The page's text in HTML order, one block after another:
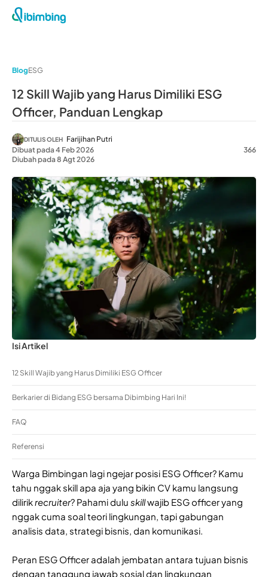
BlogESG
12 Skill Wajib yang Harus Dimiliki ESG
Officer, Panduan Lengkap
DITULIS OLEH Farijihan Putri
Dibuat pada 4 Feb 2026
Diubah pada 8 Agt 2026
366
Isi Artikel
12 Skill Wajib yang Harus Dimiliki ESG Officer
Berkarier di Bidang ESG bersama Dibimbing Hari Ini!
FAQ
Referensi
Warga Bimbingan lagi ngejar posisi ESG Officer? Kamu
tahu nggak skill apa aja yang bikin CV kamu langsung
dilirikrecruiter? Pahami dulu skillwajib ESG officer yang
nggak cuma soal teori lingkungan, tapi gabungan
analisis data, strategi bisnis, dan komunikasi.
Peran ESG Officer adalah jembatan antara tujuan bisnis
dengan tanggung jawab sosial dan lingkungan